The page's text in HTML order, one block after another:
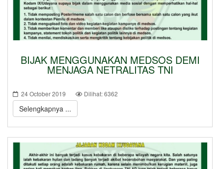
BIJAK MENGGUNAKAN MEDSOS DEMI
MENJAGA NETRALITAS TNI
24 October 2019 Dilihat: 6362
Selengkapnya ...